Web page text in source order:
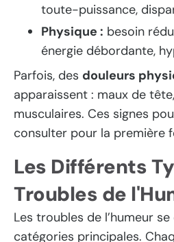
toute-puissance,
Physique : besoin
énergie débordante,
Parfois, des douleurs
apparaissent : maux de
musculaires. Ces signes
consulter pour la première
Les Différents
Troubles de
Les troubles de l’humeur
catégories principales.